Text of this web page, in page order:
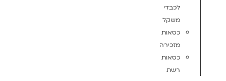
לכבדי
משקל
כסאות
מזכירה
כסאות
רשת